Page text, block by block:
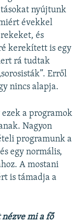
nyújtunk
évekkel
és
kerekített is egy
rá tudtak
Erről
nincs alapja.
ezek a programok
Nagyon
programunk a
egy normális,
A mostani
is támadja a
mi a fő